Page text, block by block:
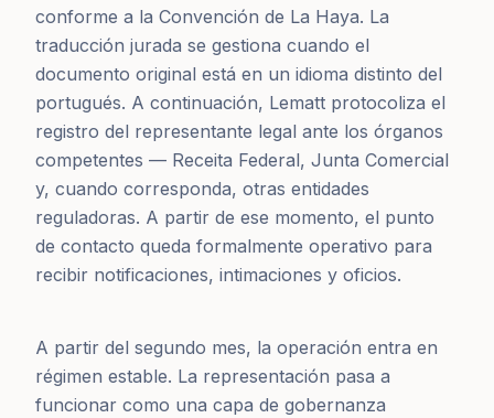
conforme a la Convención de La Haya. La
traducción jurada se gestiona cuando el
documento original está en un idioma distinto del
portugués. A continuación, Lematt protocoliza el
registro del representante legal ante los órganos
competentes — Receita Federal, Junta Comercial
y, cuando corresponda, otras entidades
reguladoras. A partir de ese momento, el punto
de contacto queda formalmente operativo para
recibir notificaciones, intimaciones y oficios.
A partir del segundo mes, la operación entra en
régimen estable. La representación pasa a
funcionar como una capa de gobernanza